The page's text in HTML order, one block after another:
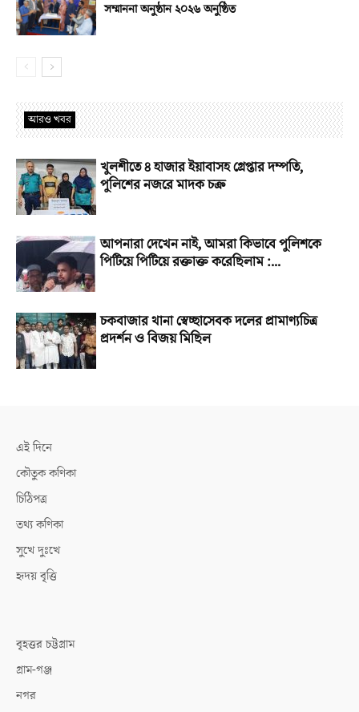
সম্মাননা অনুষ্ঠান ২০২৬ অনুষ্ঠিত
আরও খবর
খুলশীতে ৪ হাজার ইয়াবাসহ গ্রেপ্তার দম্পতি,
পুলিশের নজরে মাদক চক্র
আপনারা দেখেন নাই, আমরা কিভাবে পুলিশকে
পিটিয়ে পিটিয়ে রক্তাক্ত করেছিলাম :...
চকবাজার থানা স্বেচ্ছাসেবক দলের প্রামাণ্যচিত্র
প্রদর্শন ও বিজয় মিছিল
এই দিনে
কৌতুক কণিকা
চিঠিপত্র
তথ্য কণিকা
সুখে দুঃখে
হৃদয় বৃত্তি
বৃহত্তর চট্টগ্রাম
গ্রাম-গঞ্জ
নগর